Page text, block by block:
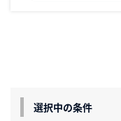
選択中の条件